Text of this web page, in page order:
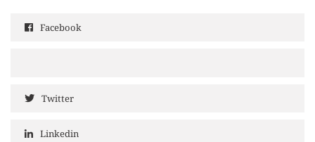
Facebook
Twitter
Linkedin